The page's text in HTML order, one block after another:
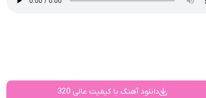
دانلود آهنگ با کیفیت عالی 320